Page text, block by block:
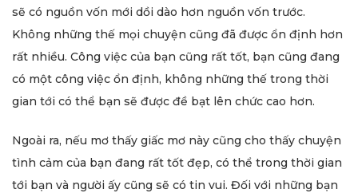
sẽ có nguồn vốn mới dồi dào hơn nguồn vốn trước.
Không những thế mọi chuyện cũng đã được ổn định hơn
rất nhiều. Công việc của bạn cũng rất tốt, bạn cũng đang
có một công việc ổn định, không những thế trong thời
gian tới có thể bạn sẽ được đề bạt lên chức cao hơn.
Ngoài ra, nếu mơ thấy giấc mơ này cũng cho thấy chuyện
tình cảm của bạn đang rất tốt đẹp, có thể trong thời gian
tới bạn và người ấy cũng sẽ có tin vui. Đối với những bạn